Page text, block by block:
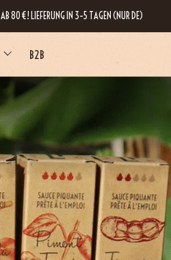
80 €! LIEFERUNG IN 3–5 TAGEN (NUR DE)
B2B